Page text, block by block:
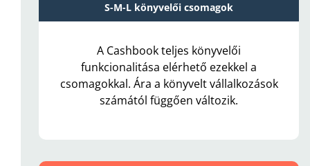
S-M-L könyvelői csomagok
A Cashbook teljes könyvelői
funkcionalitása elérhető ezekkel a
csomagokkal. Ára a könyvelt vállalkozások
számától függően változik.